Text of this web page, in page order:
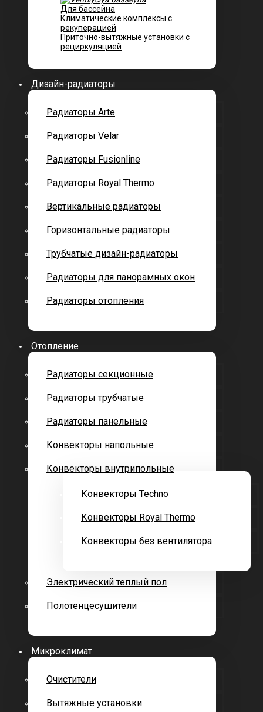
Для бассейна
Климатические комплексы с
рекуперацией
Приточно-вытяжные установки с
рециркуляцией
Дизайн-радиаторы
Радиаторы Arte
Радиаторы Velar
Радиаторы Fusionline
Радиаторы Royal Thermo
Вертикальные радиаторы
Горизонтальные радиаторы
Трубчатые дизайн-радиаторы
Радиаторы для панорамных окон
Радиаторы отопления
Отопление
Радиаторы секционные
Радиаторы трубчатые
Радиаторы панельные
Конвекторы напольные
Конвекторы внутрипольные
Конвекторы Techno
Конвекторы Royal Thermo
Конвекторы без вентилятора
Электрический теплый пол
Полотенцесушители
Микроклимат
Очистители
Вытяжные установки